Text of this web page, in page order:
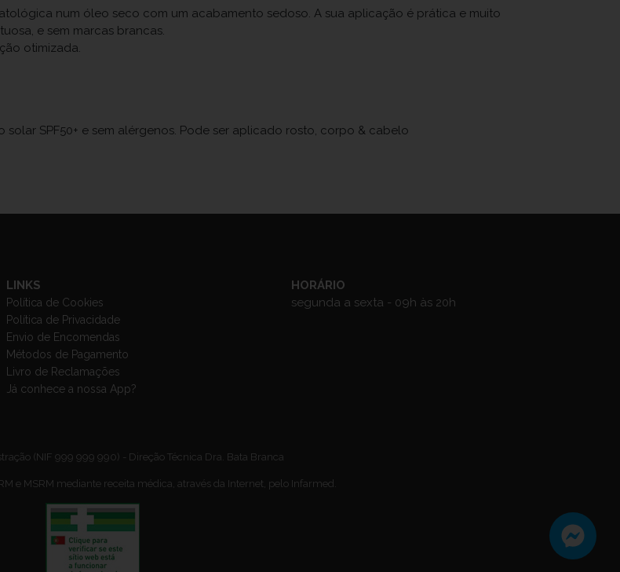
num óleo seco com um acabamento sedoso. A sua aplicação é prática e muito
e sem marcas brancas.
otimizada.
SPF50+ e sem alérgenos. Pode ser aplicado rosto, corpo & cabelo
LINKS
Política de Cookies
Política de Privacidade
Envio de Encomendas
Métodos de Pagamento
Livro de Reclamações
Já conhece a nossa App?
HORÁRIO
segunda a sexta - 09h às 20h
(NIF 999 999 990) - Direção Técnica Dra. Bata Branca
e MSRM mediante receita médica, através da Internet, pelo Infarmed.